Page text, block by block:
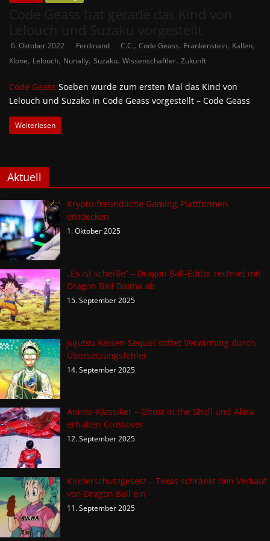
6. Oktober 2022 Ferdinand C.C., Code Geass, Frankenstein, Kallen,
Klone, Lelouch, Nunally, Suzaku, Wissenschaftler, Zukunft
Code Geass Soeben wurde zum ersten Mal das Kind von
Lelouch und Suzako in Code Geass vorgestellt – Code Geass
Weiterlesen
Aktuell
Krypto-freundliche Gaming-Plattformen
entdecken
1. Oktober 2025
„Es ist scheiße“ – Dragon Ball-Editor rechnet mit
Dragon Ball Daima ab
15. September 2025
Jujutsu Kaisen-Sequel stiftet Verwirrung durch
Übersetzungsfehler
14. September 2025
Anime-Klassiker – Ghost in the Shell und Akira
erhalten Crossover
12. September 2025
Kinderschutzgesetz – Texas schränkt den Verkauf
von Dragon Ball ein
11. September 2025